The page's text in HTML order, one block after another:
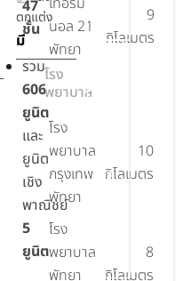
ตกแต่ง
มี
47
ชั้น
รวม
606
ยูนิต
และ
ยูนิต
เชิง
พาณิชย์
5
ยูนิต
นอล 21
พัทยา
9
กิโลเมตร
โรง
พยาบาล
โรง
พยาบาล
กรุงเทพ
พัทยา
10
กิโลเมตร
โรง
พยาบาล
พัทยา
8
กิโลเมตร
มาติก
ห้อง
สมุด